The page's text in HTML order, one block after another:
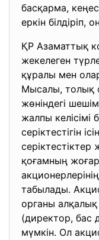
басқарма,
еркін білдіріп,
ҚР Азаматтық
жекелеген
құралы мен
Мысалы, толық
жөніндегі
жалпы
серіктестігін
қоғамның
табылады.
органы
(директор, бас
мүмкін. Ол